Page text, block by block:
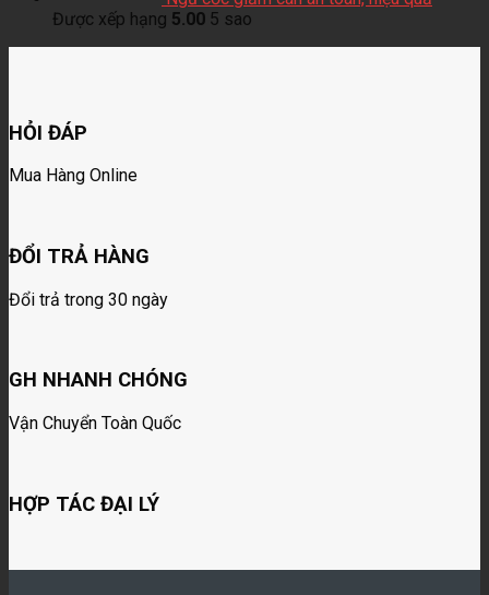
Được xếp hạng 5.00 5 sao
HỎI ĐÁP
Mua Hàng Online
ĐỔI TRẢ HÀNG
Đổi trả trong 30 ngày
GH NHANH CHÓNG
Vận Chuyển Toàn Quốc
HỢP TÁC ĐẠI LÝ